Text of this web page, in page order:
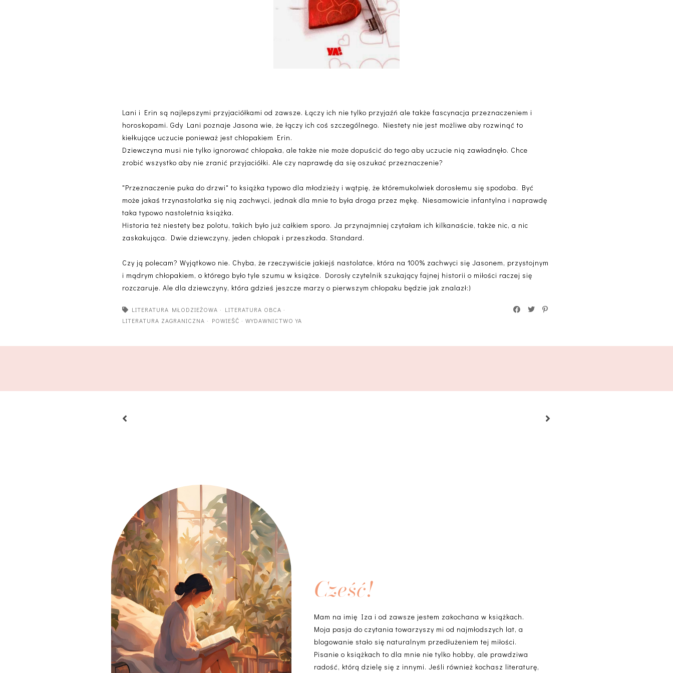
Lani i Erin są najlepszymi przyjaciółkami od zawsze. Łączy ich nie tylko przyjaźń ale także fascynacja przeznaczeniem i
horoskopami. Gdy Lani poznaje Jasona wie, że łączy ich coś szczególnego. Niestety nie jest możliwe aby rozwinąć to
kiełkujące uczucie ponieważ jest chłopakiem Erin.
Dziewczyna musi nie tylko ignorować chłopaka, ale także nie może dopuścić do tego aby uczucie nią zawładnęło. Chce
zrobić wszystko aby nie zranić przyjaciółki. Ale czy naprawdę da się oszukać przeznaczenie?
"Przeznaczenie puka do drzwi" to książka typowo dla młodzieży i wątpię, że któremukolwiek dorosłemu się spodoba. Być
może jakaś trzynastolatka się nią zachwyci, jednak dla mnie to była droga przez mękę. Niesamowicie infantylna i naprawdę
taka typowo nastoletnia książka.
Historia też niestety bez polotu, takich było już całkiem sporo. Ja przynajmniej czytałam ich kilkanaście, także nic, a nic
zaskakująca. Dwie dziewczyny, jeden chłopak i przeszkoda. Standard.
Czy ją polecam? Wyjątkowo nie. Chyba, że rzeczywiście jakiejś nastolatce, która na 100% zachwyci się Jasonem, przystojnym
i mądrym chłopakiem, o którego było tyle szumu w książce. Dorosły czytelnik szukający fajnej historii o miłości raczej się
rozczaruje. Ale dla dziewczyny, która gdzieś jeszcze marzy o pierwszym chłopaku będzie jak znalazł:)
LITERATURA MŁODZIEŻOWA · LITERATURA OBCA ·
LITERATURA ZAGRANICZNA · POWIEŚĆ ·WYDAWNICTWO YA
Cześć!
Mam na imię Iza i od zawsze jestem zakochana w książkach.
Moja pasja do czytania towarzyszy mi od najmłodszych lat, a
blogowanie stało się naturalnym przedłużeniem tej miłości.
Pisanie o książkach to dla mnie nie tylko hobby, ale prawdziwa
radość, którą dzielę się z innymi. Jeśli również kochasz literaturę,